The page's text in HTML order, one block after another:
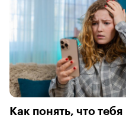
Как понять, что тебя